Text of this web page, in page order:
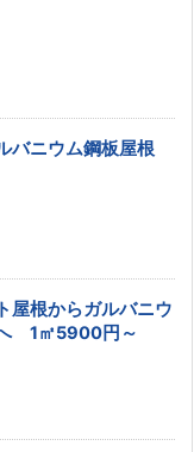
バニウム鋼板屋根
屋根からガルバニウ
1㎡5900円～